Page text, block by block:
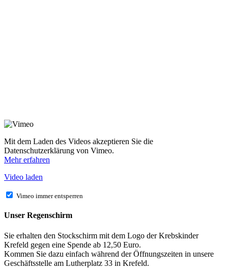
Mit dem Laden des Videos akzeptieren Sie die
Datenschutzerklärung von Vimeo.
Mehr erfahren
Video laden
Vimeo immer entsperren
Unser Regenschirm
Sie erhalten den Stockschirm mit dem Logo der Krebskinder
Krefeld gegen eine Spende ab 12,50 Euro.
Kommen Sie dazu einfach während der Öffnungszeiten in unsere
Geschäftsstelle am Lutherplatz 33 in Krefeld.